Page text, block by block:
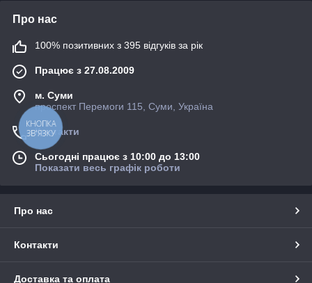
Про нас
100% позитивних з 395 відгуків за рік
Працює з 27.08.2009
м. Суми
проспект Перемоги 115, Суми, Україна
Контакти
Сьогодні працює з 10:00 до 13:00
Показати весь графік роботи
Про нас
Контакти
Доставка та оплата
КНОПКА
ЗВ'ЯЗКУ